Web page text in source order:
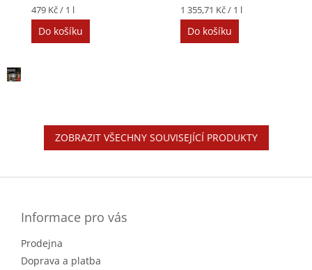
Měrná
cena:
479 Kč / 1 l
Do košíku
Měrná
cena:
1 355,71 Kč / 1 l
Do košíku
ZOBRAZIT VŠECHNY SOUVISEJÍCÍ PRODUKTY
Informace pro vás
Prodejna
Doprava a platba